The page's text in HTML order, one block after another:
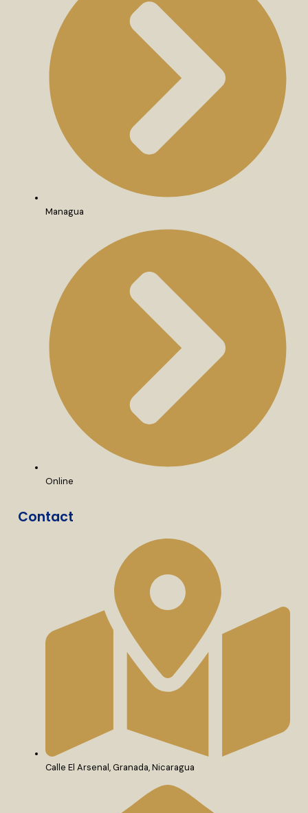
Managua
Online
Contact
Calle El Arsenal, Granada, Nicaragua